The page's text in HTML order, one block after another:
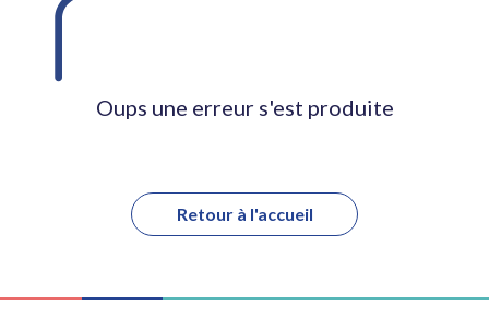
Oups une erreur s'est produite
Retour à l'accueil